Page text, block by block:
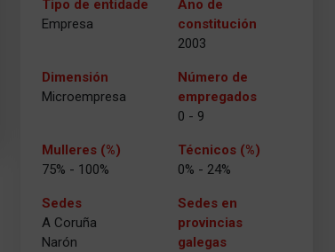
Tipo de entidade
Empresa
Ano de
constitución
2003
Dimensión
Microempresa
Número de
empregados
0 - 9
Mulleres (%)
75% - 100%
Técnicos (%)
0% - 24%
Sedes
A Coruña
Narón
Sedes en
provincias
galegas